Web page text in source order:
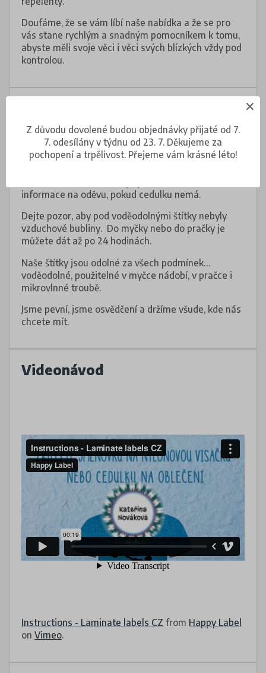
Doufáme, že se vám líbí naše nabídka a že se pro
vás stane rychlým a snadným pomocníkem k tomu,
abyste měli svoje věci i věci svých blízkých vždy pod
kontrolou.
Štítky vhodné do myčky nádobí nalepte na čistý,
suchý a hladký povrch.
informace na oděvu, pokud cedulku nemá.
Dejte pozor, aby pod voděodolnými štítky nebyly
vzduchové bubliny. Do myčky nebo do pračky je
můžete dát až po 24 hodinách.
Naše štítky jsou odolné za všech podmínek…
voděodolné, použitelné v myčce nádobí, v pračce i
mikrovlnné troubě.
Jsme pevní, jsme osvědčení a držíme všude, kde nás
chcete mít.
Videonávod
Instructions - Laminate labels CZ from Happy Label
on Vimeo.
Z důvodu dovolené budou objednávky přijaté od 7.
7. odesílány v týdnu od 23. 7. Děkujeme za
pochopení a trpělivost. Přejeme vám krásné léto!